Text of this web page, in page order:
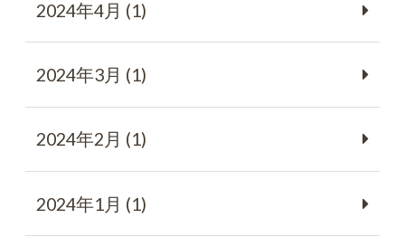
2024年4月 (1)
2024年3月 (1)
2024年2月 (1)
2024年1月 (1)